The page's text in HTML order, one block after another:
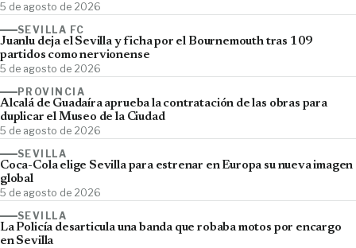
5 de agosto de 2026
SEVILLA FC
Juanlu deja el Sevilla y ficha por el Bournemouth tras 109
partidos como nervionense
5 de agosto de 2026
PROVINCIA
Alcalá de Guadaíra aprueba la contratación de las obras para
duplicar el Museo de la Ciudad
5 de agosto de 2026
SEVILLA
Coca-Cola elige Sevilla para estrenar en Europa su nueva imagen
global
5 de agosto de 2026
SEVILLA
La Policía desarticula una banda que robaba motos por encargo
en Sevilla